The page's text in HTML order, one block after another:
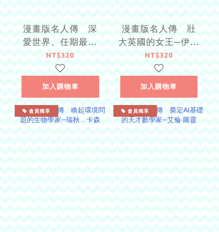
漫畫版名人傳 深
愛世界、任期最長
的女王─伊莉莎白二
世
NT$320
加入購物車
漫畫版名人傳 壯
大英國的女王─伊莉
莎白一世
NT$320
加入購物車
會員獨享 會員獨享